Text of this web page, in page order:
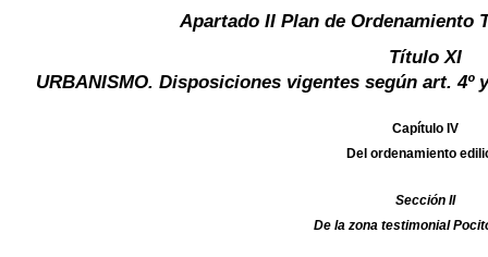
Apartado II Plan de Ordenamiento
Título XI
URBANISMO. Disposiciones vigentes según art. 4º
Capítulo IV
Del ordenamiento
Sección II
De la zona testimonial